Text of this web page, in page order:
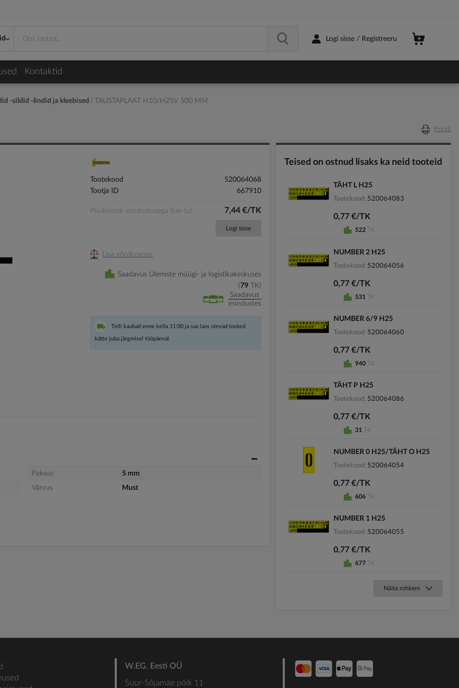
Logi sisse / Registreeru
Kontaktid
-sildid -lindid ja kleebised TAUSTAPLAAT H10/H25V 500 MM
Prindi
Tootekood
520064068
Tootja ID
667910
Püsikliendi soodustusega (km-ta) 7,44 €/TK
Logi sisse
Lisa võrdlusesse
Saadavus Ülemiste müügi- ja logistikakeskuses
79
TK
Saadavus
esindustes
Telli kaubad enne kella 11:00 ja saa laos olevad tooted
kätte juba järgmisel tööpäeval.
Paksus
5 mm
Värvus
Must
Teised on ostnud lisaks ka neid tooteid
TÄHT L H25
Tootekood 520064083
0,77 €/TK
522 TK
NUMBER 2 H25
Tootekood 520064056
0,77 €/TK
531 TK
NUMBER 6/9 H25
Tootekood 520064060
0,77 €/TK
940 TK
TÄHT P H25
Tootekood 520064086
0,77 €/TK
31 TK
NUMBER 0 H25/TÄHT O H25
Tootekood 520064054
0,77 €/TK
606 TK
NUMBER 1 H25
Tootekood 520064055
0,77 €/TK
677 TK
Näita rohkem
W.EG. Eesti OÜ
Suur-Sõjamäe põik 11